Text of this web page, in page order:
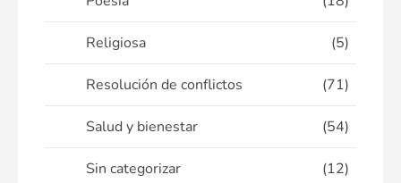
Religiosa (5)
Resolución de conflictos (71)
Salud y bienestar (54)
Sin categorizar (12)